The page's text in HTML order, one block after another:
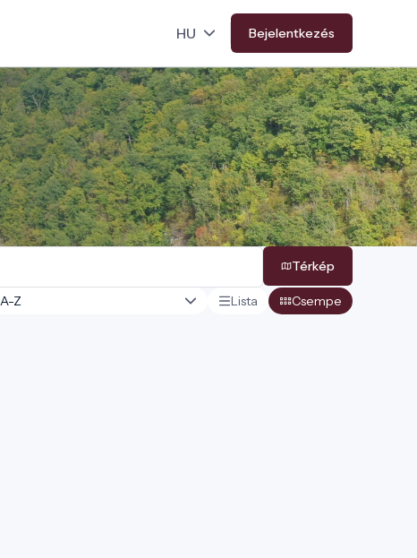
Bejelentkezés
Térkép
Lista Csempe